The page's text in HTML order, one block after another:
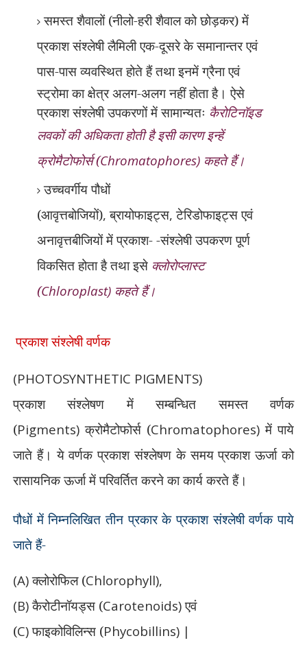
समस्त शैवालों (नीलो-हरी शैवाल को छोड़कर) में
प्रकाश संश्लेषी लैमिली एक-दूसरे के समानान्तर एवं
पास-पास व्यवस्थितहोते हैं तथा इनमें ग्रैना एवं
स्ट्रोमा का क्षेत्र अलग-अलग नहीं होता है। ऐसे
प्रकाश संश्लेषी उपकरणों में सामान्यतः कैरोटिनॉइड
लवकों की अधिकता होती है इसी कारण इन्हें
क्रोमैटोफोर्स (Chromatophores) कहते हैं।
उच्चवर्गीय पौधों
(आवृत्तबोजियों),ब्रायोफाइट्स,टेरिडोफाइट्स एवं
अनावृत्तबीजियों में प्रकाश- -संश्लेषी उपकरण पूर्ण
विकसित होता है तथा इसे क्लोरोप्लास्ट
(Chloroplast) कहते हैं।
प्रकाश संश्लेषी वर्णक
(PHOTOSYNTHETIC PIGMENTS)
प्रकाश संश्लेषण में सम्बन्धित समस्त वर्णक
(Pigments)क्रोमैटोफोर्स (Chromatophores)में पाये
जाते हैं। ये वर्णक प्रकाश संश्लेषण के समय प्रकाश ऊर्जा को
रासायनिक ऊर्जा में परिवर्तित करने का कार्य करते हैं।
पौधों में निम्नलिखित तीन प्रकार के प्रकाश संश्लेषी वर्णक पाये
जाते हैं-
(A)क्लोरोफिल (Chlorophyll),
(B)कैरोटीनॉयड्स (Carotenoids)एवं
(C)फाइकोविलिन्स (Phycobillins) |